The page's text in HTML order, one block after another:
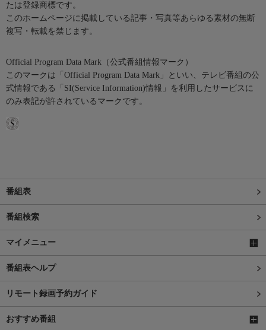
たは登録商標です。
このホームページに掲載している記事・写真等あらゆる素材の無断
複写・転載を禁じます。
Official Program Data Mark（公式番組情報マーク）
このマークは「Official Program Data Mark」といい、テレビ番組の公
式情報である「SI(Service Information)情報」を利用したサービスに
のみ表記が許されているマークです。
番組表
番組検索
マイメニュー
番組表ヘルプ
リモート録画予約ガイド
おすすめ番組